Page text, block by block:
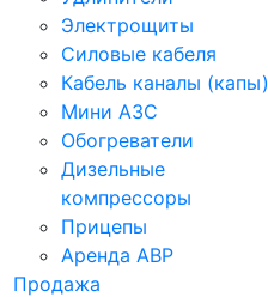
Электрощиты
Силовые кабеля
Кабель каналы (капы)
Мини АЗС
Обогреватели
Дизельные
компрессоры
Прицепы
Аренда АВР
Продажа